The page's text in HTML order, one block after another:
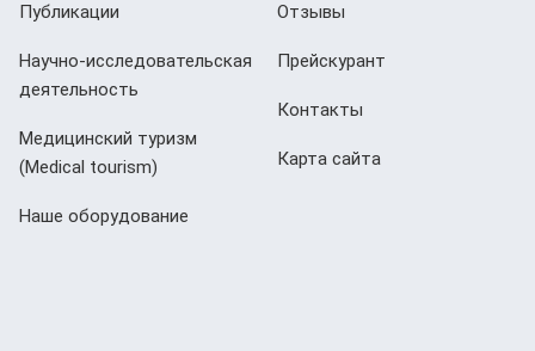
Публикации
Научно-исследовательская
деятельность
Медицинский туризм
(Мedical tourism)
Наше оборудование
Отзывы
Прейскурант
Контакты
Карта сайта